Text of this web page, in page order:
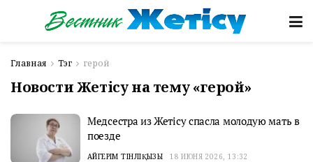
Главная Тэг герой
Новости Жетісу на тему «герой»
Медсестра из Жетісу спасла молодую мать в
поезде
АЙГЕРІМ ТІНӘЛІҚЫЗЫ 18 ИЮНЯ 2026, 13:32